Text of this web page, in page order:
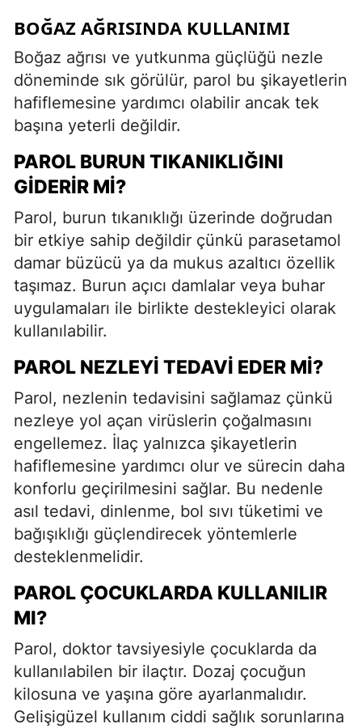
BOĞAZ AĞRISINDA KULLANIMI
Boğaz ağrısı ve yutkunma güçlüğü nezle
döneminde sık görülür, parol bu şikayetlerin
hafiflemesine yardımcı olabilir ancak tek
başına yeterli değildir.
PAROL BURUN TIKANIKLIĞINI
GIDERIR MI?
Parol, burun tıkanıklığı üzerinde doğrudan
bir etkiye sahip değildir çünkü parasetamol
damar büzücü ya da mukus azaltıcı özellik
taşımaz. Burun açıcı damlalar veya buhar
uygulamaları ile birlikte destekleyici olarak
kullanılabilir.
PAROL NEZLEYI TEDAVI EDER MI?
Parol, nezlenin tedavisini sağlamaz çünkü
nezleye yol açan virüslerin çoğalmasını
engellemez. İlaç yalnızca şikayetlerin
hafiflemesine yardımcı olur ve sürecin daha
konforlu geçirilmesini sağlar. Bu nedenle
asıl tedavi, dinlenme, bol sıvı tüketimi ve
bağışıklığı güçlendirecek yöntemlerle
desteklenmelidir.
PAROL ÇOCUKLARDA KULLANILIR
MI?
Parol, doktor tavsiyesiyle çocuklarda da
kullanılabilen bir ilaçtır. Dozaj çocuğun
kilosuna ve yaşına göre ayarlanmalıdır.
Gelişigüzel kullanım ciddi sağlık sorunlarına